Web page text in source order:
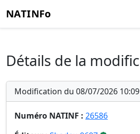
NATINFo
Détails de la
Modification du 08/07/2026 10:09
Numéro NATINF : 26586